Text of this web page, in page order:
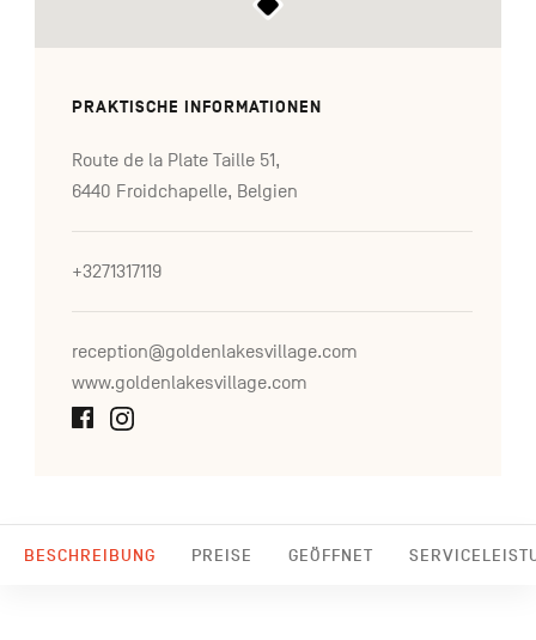
BESCHREIBUNG PREISE GEÖFFNET
PRAKTISCHE INFORMATIONEN
Route de la Plate Taille 51,
6440 Froidchapelle, Belgien
+3271317119
reception@goldenlakesvillage.com
www.goldenlakesvillage.com